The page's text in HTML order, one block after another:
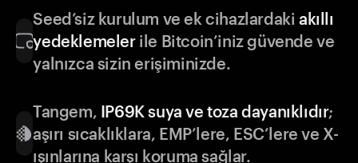
Seed’siz kurulum ve ek cihazlardakiakıllı
yedeklemelerile Bitcoin’iniz güvende ve
yalnızca sizin erişiminizde.
Tangem, IP69K suya ve toza dayanıklıdır;
aşırı sıcaklıklara, EMP’lere, ESC’lere ve X-
ışınlarına karşı koruma sağlar.